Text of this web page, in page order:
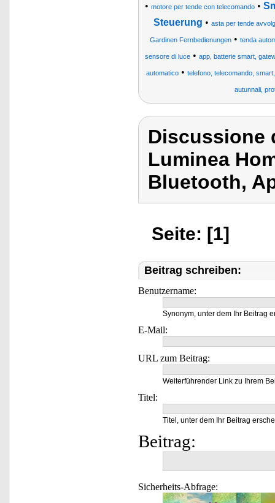
• motore per tende con telecomando •
Steuerung • asta per tende
Gardinen Fernbedienungen• tenda
sensore di luce • app, batterie smart,
automatico • telefono, telecomando,
autunnali,
Discussione
Luminea
Bluetooth,
Seite: [1]
Beitrag schreiben:
Benutzername:
Synonym, unter dem Ihr Beitrag
E-Mail:
URL zum Beitrag:
Weiterführender Link zu Ihrem
Titel:
Titel, unter dem Ihr Beitrag
Beitrag:
Sicherheits-Abfrage: